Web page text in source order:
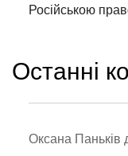
Російською
Останні
Оксана Паньків